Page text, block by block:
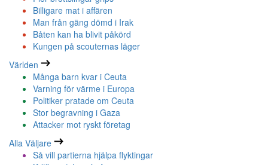
Billigare mat i affären
Man från gäng dömd i Irak
Båten kan ha blivit påkörd
Kungen på scouternas läger
Världen
Många barn kvar i Ceuta
Varning för värme i Europa
Politiker pratade om Ceuta
Stor begravning i Gaza
Attacker mot ryskt företag
Alla Väljare
Så vill partierna hjälpa flyktingar